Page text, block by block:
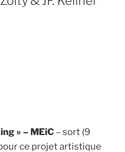
» »
» – MEiC – sort (9
ce projet artistique